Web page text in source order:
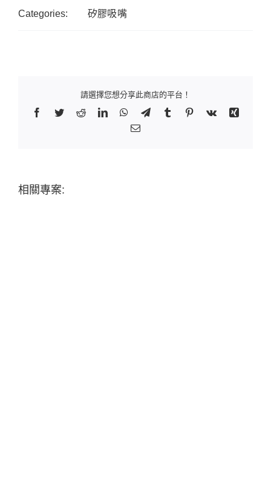
Categories: 矽膠吸嘴
請選擇您想分享此商店的平台！
Facebook
TwitterRedditLinkedInWhatsApp
TelegramTumblr Pinterest
Vk
Xing
Email:
相關專案: